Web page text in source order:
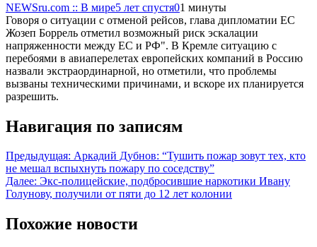
NEWSru.com :: В мире5 лет спустя01 минуты
Говоря о ситуации с отменой рейсов, глава дипломатии ЕС
Жозеп Боррель отметил возможный риск эскалации
напряженности между ЕС и РФ". В Кремле ситуацию с
перебоями в авиаперелетах европейских компаний в Россию
назвали экстраординарной, но отметили, что проблемы
вызваны техническими причинами, и вскоре их планируется
разрешить.
Навигация по записям
Предыдущая: Аркадий Дубнов: “Тушить пожар зовут тех, кто
не мешал вспыхнуть пожару по соседству”
Далее: Экс-полицейские, подбросившие наркотики Ивану
Голунову, получили от пяти до 12 лет колонии
Похожие новости